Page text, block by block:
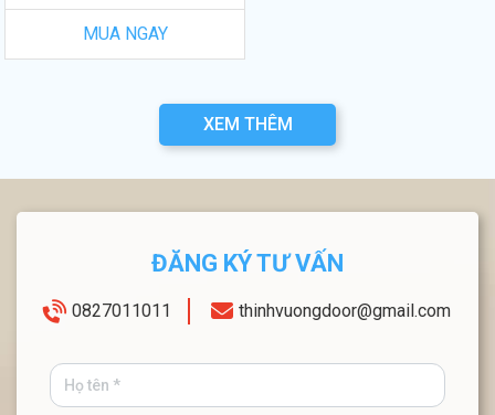
MUA NGAY
XEM THÊM
ĐĂNG KÝ TƯ VẤN
0827011011 thinhvuongdoor@gmail.com